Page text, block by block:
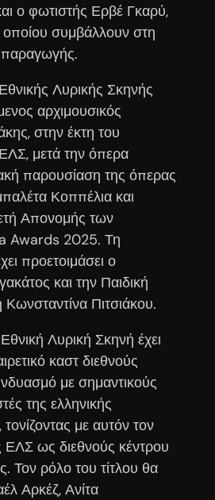
ο φωτιστής Ερβέ Γκαρύ,
οποίου συμβάλλουν στη
παραγωγής.
Λυρικής Σκηνής
αρχιμουσικός
στην έκτη του
μετά την όπερα
παρουσίαση της όπερας
Κοππέλια και
Απονομής των
Awards 2025. Τη
προετοιμάσει ο
και την Παιδική
Πιτσιάκου.
Λυρική Σκηνή έχει
καστ διεθνούς
με σημαντικούς
της ελληνικής
με αυτόν τον
ΕΛΣ ως διεθνούς κέντρου
Τον ρόλο του τίτλου θα
Αρκέζ, Ανίτα